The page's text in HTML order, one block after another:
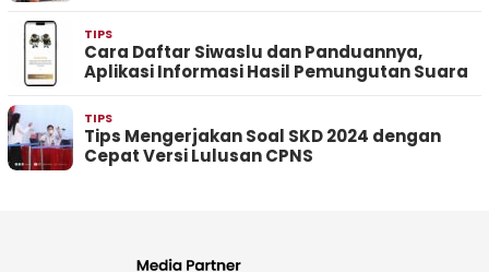
TIPS
Cara Daftar Siwaslu dan Panduannya,
Aplikasi Informasi Hasil Pemungutan Suara
TIPS
Tips Mengerjakan Soal SKD 2024 dengan
Cepat Versi Lulusan CPNS